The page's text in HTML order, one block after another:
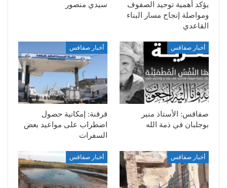
يؤكد أهمية توحيد الصفوف
ومواصلة إنجاح مسار البناء
القاعدي
سيدي منصور
أخبار صفاقس
صفاقس: الأستاذ منير
بوجلبان في ذمة الله
أخبار صفاقس
قرقنة: إمكانية حصول
اضطراب على مواعيد بعض
السفرات
أخبار صفاقس أخبار صفاقس